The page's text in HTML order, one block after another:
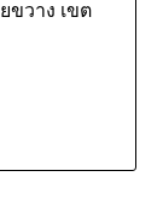
วาง เขต